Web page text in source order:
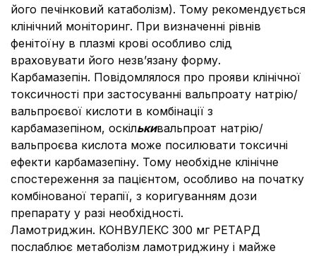
його печінковий катаболізм). Тому рекомендується
клінічний моніторинг. При визначенні рівнів
фенітоїну в плазмі крові особливо слід
враховувати його незв’язану форму.
Карбамазепін. Повідомлялося про прояви клінічної
токсичності при застосуванні вальпроату натрію/
вальпроєвої кислоти в комбінації з
карбамазепіном, оскількивальпроат натрію/
вальпроєва кислота може посилювати токсичні
ефекти карбамазепіну. Тому необхідне клінічне
спостереження за пацієнтом, особливо на початку
комбінованої терапії, з коригуванням дози
препарату у разі необхідності.
Ламотриджин. КОНВУЛЕКС 300 мг РЕТАРД
послаблює метаболізм ламотриджину і майже